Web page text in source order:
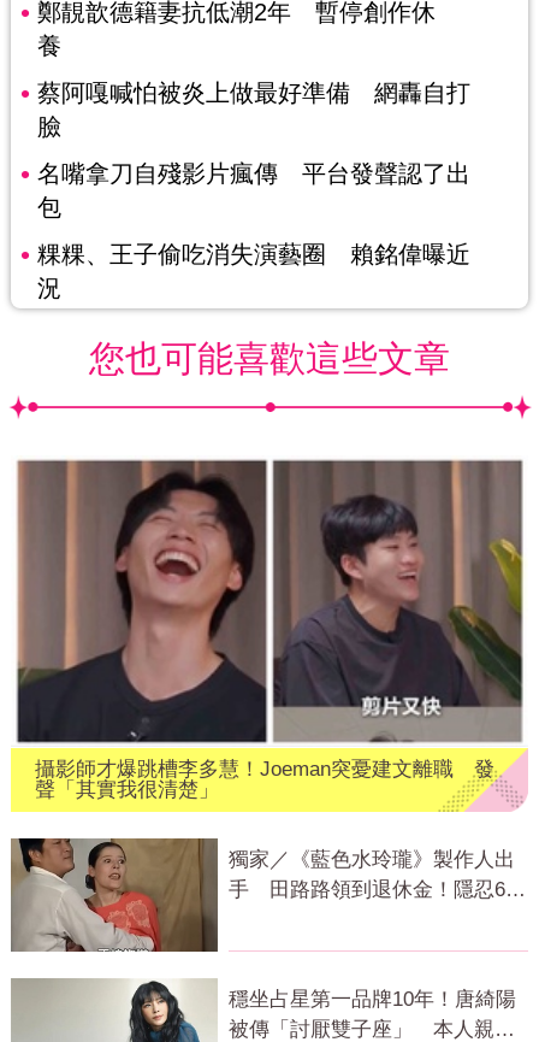
鄭靚歆德籍妻抗低潮2年 暫停創作休
養
蔡阿嘎喊怕被炎上做最好準備 網轟自打
臉
名嘴拿刀自殘影片瘋傳 平台發聲認了出
包
粿粿、王子偷吃消失演藝圈 賴銘偉曝近
況
您也可能喜歡這些文章
攝影師才爆跳槽李多慧！Joeman突憂建文離職 發
聲「其實我很清楚」
獨家／《藍色水玲瓏》製作人出
手 田路路領到退休金！隱忍6年
穩坐占星第一品牌10年！唐綺陽
被傳「討厭雙子座」 本人親揭